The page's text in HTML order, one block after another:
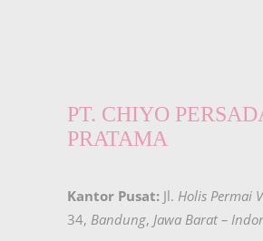
PT. CHIYO
PRATAMA
Kantor Pusat: Jl. Holis Permai
34, Bandung, Jawa Barat –